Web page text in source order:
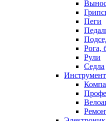
Пеги
Рога,
Рули
Седла